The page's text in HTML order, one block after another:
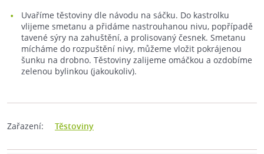
Uvaříme těstoviny dle návodu na sáčku. Do kastrolku
vlijeme smetanu a přidáme nastrouhanou nivu, popřípadě
tavené sýry na zahuštění, a prolisovaný česnek. Smetanu
mícháme do rozpuštění nivy, můžeme vložit pokrájenou
šunku na drobno. Těstoviny zalijeme omáčkou a ozdobíme
zelenou bylinkou (jakoukoliv).
Zařazení: Těstoviny